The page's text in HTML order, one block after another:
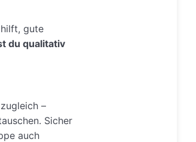
gute
du qualitativ
–
Sicher
auch